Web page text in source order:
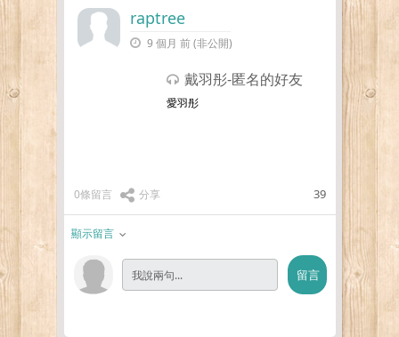
raptree
9 個月 前 (非公開)
戴羽彤-匿名的好友
愛羽彤
0條留言 分享 39
顯示留言